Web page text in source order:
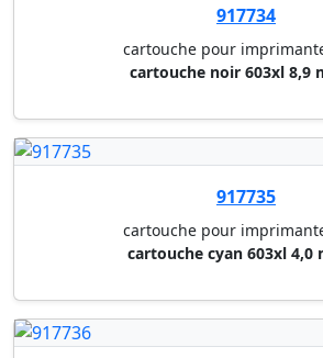
cartouche pour
917747
cartouche pour
cartouche cyan t11xl
cartouche pour
cartouche magenta t11xl